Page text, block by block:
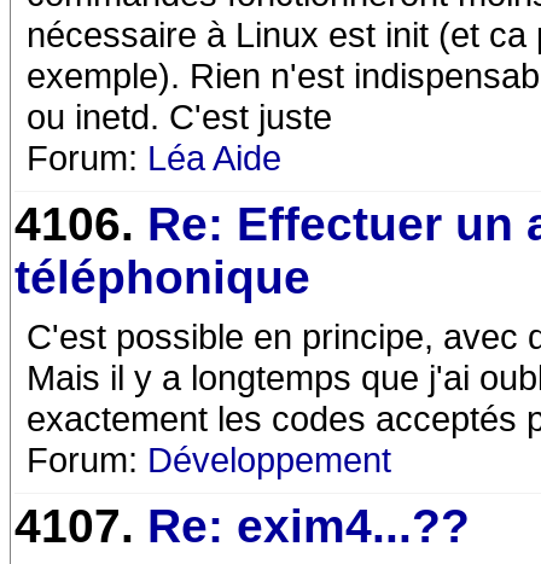
nécessaire à Linux est init (et
exemple). Rien n'est
ou inetd. C'est juste
Forum: Léa Aide
4106. Re: Effectuer un
téléphonique
C'est possible en principe, avec
Mais il y a longtemps que j'ai
exactement les codes acceptés
Forum: Développement
4107. Re: exim4...??